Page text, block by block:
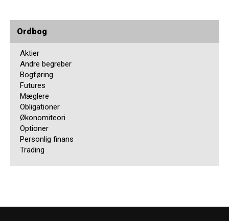
Ordbog
Aktier
Andre begreber
Bogføring
Futures
Mæglere
Obligationer
Økonomiteori
Optioner
Personlig finans
Trading